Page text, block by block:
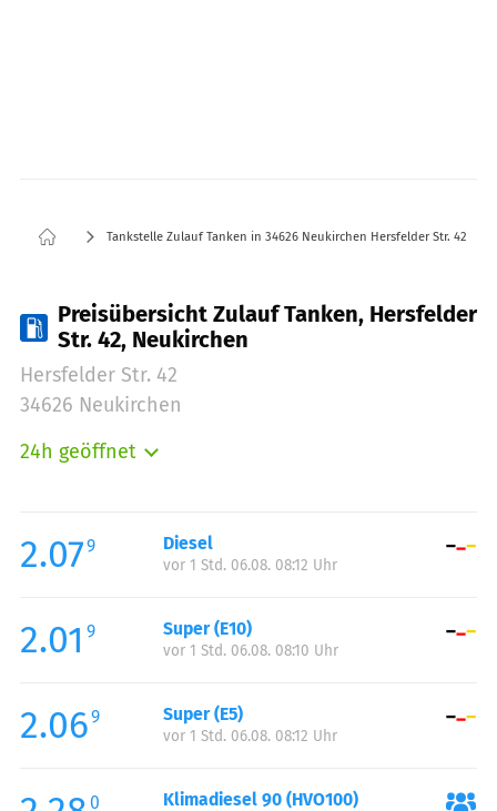
Tankstelle Zulauf Tanken in 34626 Neukirchen Hersfelder Str. 42
Preisübersicht Zulauf Tanken, Hersfelder
Str. 42, Neukirchen
Hersfelder Str. 42
34626 Neukirchen
24h geöffnet
Mittwoch:
00:00-23:59
Donnerstag:
Samstag:
00:00-23:59
Sonntag:
2.079 Diesel
vor 1 Std. 06.08. 08:12 Uhr
2.01 9 Super (E10)
vor 1 Std. 06.08. 08:10 Uhr
2.069 Super (E5)
vor 1 Std. 06.08. 08:12 Uhr
0 Klimadiesel 90 (HVO100)